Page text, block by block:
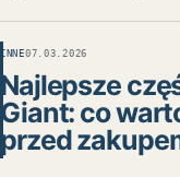
INNE07.03.2026
Najlepsze
Giant: co
przed